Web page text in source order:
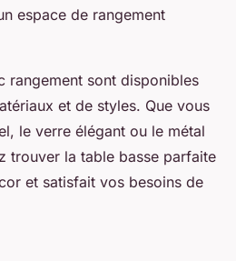
espace de rangement
rangement sont disponibles
et de styles. Que vous
le verre élégant ou le métal
trouver la table basse parfaite
et satisfait vos besoins de